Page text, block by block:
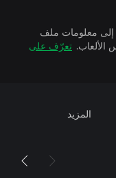
إلى معلومات ملف
تعرّف على
المزيد